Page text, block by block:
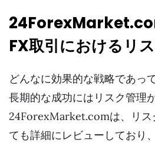
FX取引におけるリ
どんなに効果的な戦略であっ
長期的な成功にはリスク管理
24ForexMarket.comは、リス
ても詳細にレビューしており